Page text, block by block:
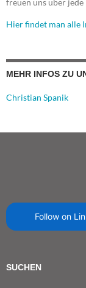
freuen uns über
Hier findet man alle
MEHR INFOS ZU
Christian Spanik
Follow on
SUCHEN